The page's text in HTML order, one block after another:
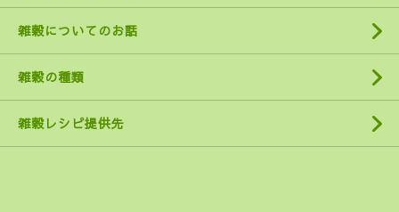
雑穀についてのお話
雑穀の種類
雑穀レシピ提供先